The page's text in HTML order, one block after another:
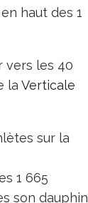
haut des 1
vers les 40
la Verticale
sur la
1 665
son dauphin